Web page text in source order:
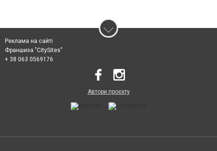
Реклама на сайті
Франшиза "CitySites"
+ 38 063 0569176
Автори проєкту